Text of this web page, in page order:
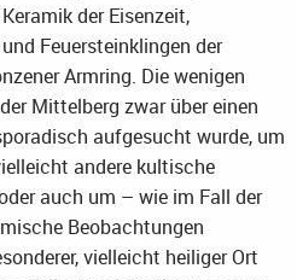
der Eisenzeit,
Feuersteinklingen der
Armring. Die wenigen
Mittelberg zwar über einen
aufgesucht wurde, um
andere kultische
auch um – wie im Fall der
Beobachtungen
vielleicht heiliger Ort